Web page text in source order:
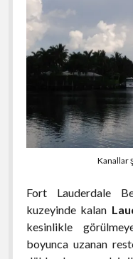
Kanallar
Fort Lauderdale
kuzeyinde kalan
kesinlikle
boyunca uzanan